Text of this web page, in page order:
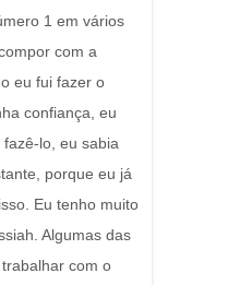
1 em vários
com a
eu fui fazer o
confiança, eu
lo, eu sabia
porque eu já
Eu tenho muito
Algumas das
com o